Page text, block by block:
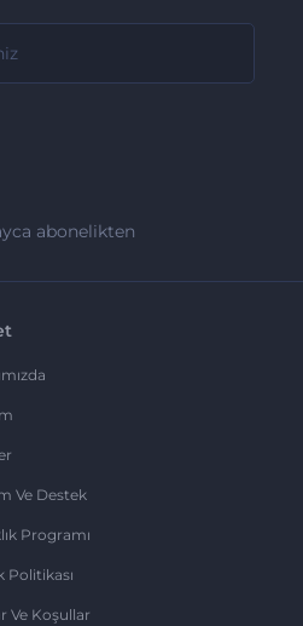
abonelikten
Ve Destek
Programı
Politikası
Ve Koşullar